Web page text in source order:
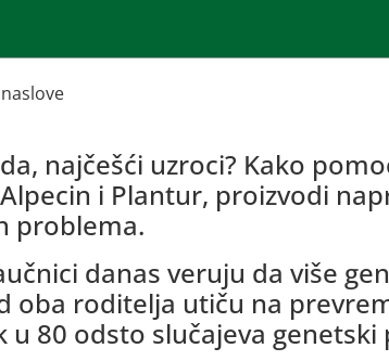
najčešći uzroci? Kako
i Plantur, proizvodi
problema.
danas veruju da više
oba roditelja utiču na
u 80 odsto slučajeva